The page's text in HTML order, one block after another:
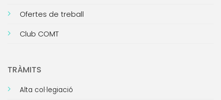
Ofertes de treball
Club COMT
TRÀMITS
Alta col·legiació